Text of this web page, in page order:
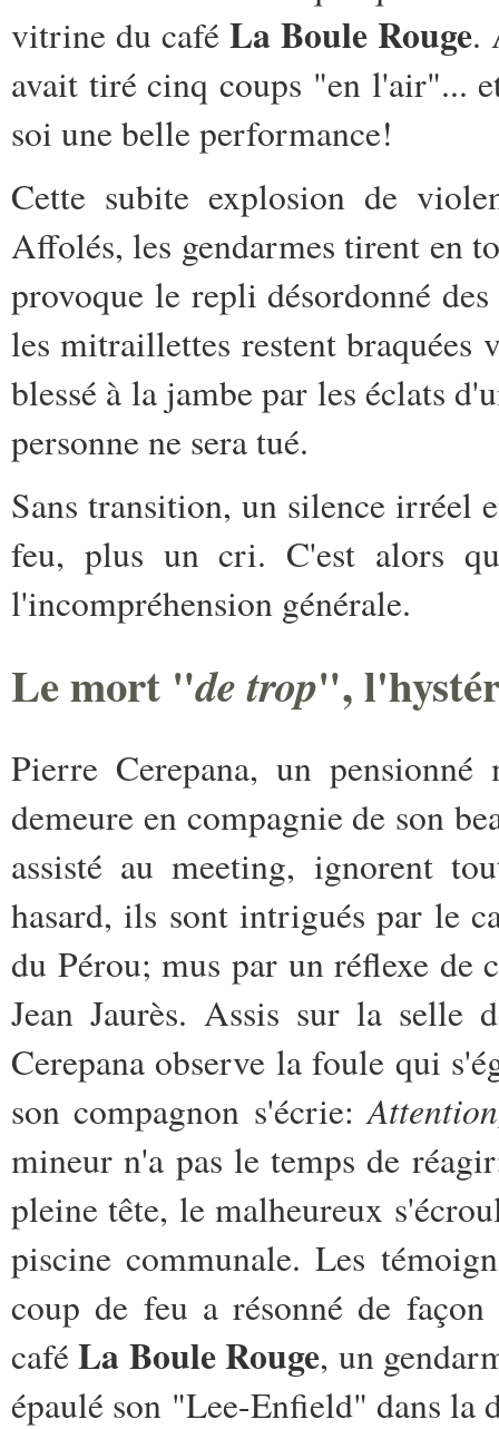
vitrine du café La Boule Rouge.
avait tiré cinq coups "en l'air"...
soi une belle performance!
Cette subite explosion de
Affolés, les gendarmes tirent en
provoque le repli désordonné
les mitraillettes restent
blessé à la jambe par les éclats
personne ne sera tué.
Sans transition, un silence irréel
feu, plus un cri. C'est alors
l'incompréhension générale.
Le mort "de trop",
Pierre Cerepana, un
demeure en compagnie de son
assisté au meeting, ignorent
hasard, ils sont intrigués par le
du Pérou; mus par un réflexe de
Jean Jaurès. Assis sur la
Cerepana observe la foule qui
son compagnon s'écrie:
mineur n'a pas le temps de
pleine tête, le malheureux
piscine communale. Les
coup de feu a résonné de
caféLa Boule Rouge, un
épaulé son "Lee-Enfield" dans la